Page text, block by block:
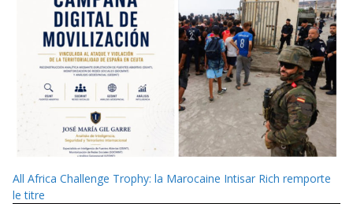
All Africa Challenge Trophy: la Marocaine Intisar Rich remporte
le titre